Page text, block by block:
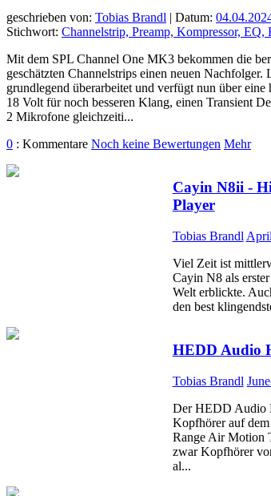
geschrieben von: Tobias Brandl | Datum:
Stichwort: Channelstrip, Preamp, Kompressor, EQ,
Mit dem SPL Channel One MK3 bekommen die
geschätzten Channelstrips einen neuen
grundlegend überarbeitet und verfügt nun über eine
18 Volt für noch besseren Klang, einen Transient
2 Mikrofone gleichzeiti...
0 : Kommentare Noch keine Bewertungen Mehr
Cayin N8ii -
Player
Tobias Brandl
Viel Zeit ist
Cayin N8 als
Welt erblickte.
den best
HEDD Audio
Tobias Brandl
Der HEDD Audio
Kopfhörer auf
Range Air Motion
zwar Kopfhörer
al...